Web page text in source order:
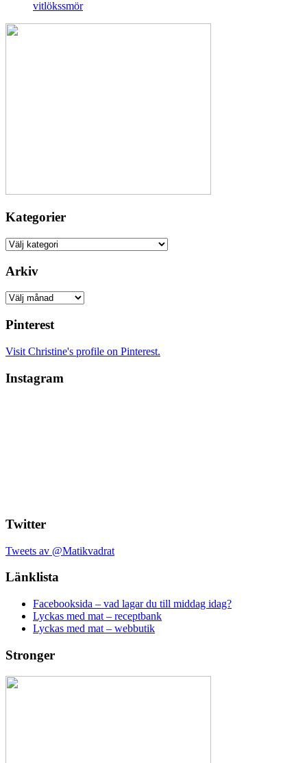
vitlökssmör
Kategorier
Kategorier
Arkiv
Arkiv
Pinterest
Visit Christine's profile on Pinterest.
Instagram
Twitter
Tweets av @Matikvadrat
Länklista
Facebooksida – vad lagar du till middag idag?
Lyckas med mat – receptbank
Lyckas med mat – webbutik
Stronger